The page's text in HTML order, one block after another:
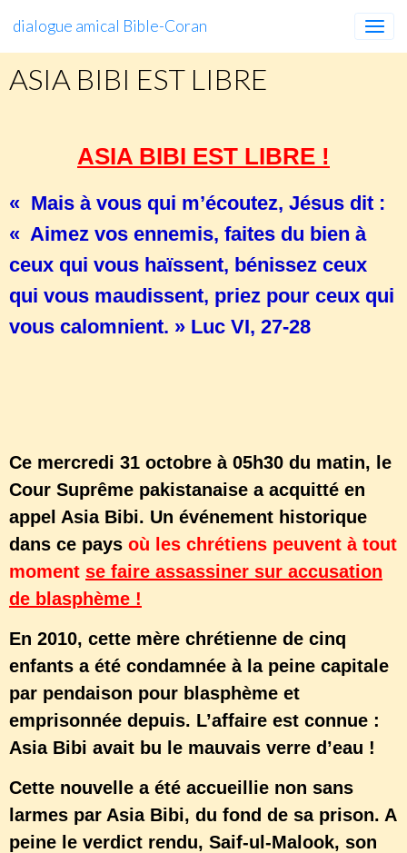
dialogue amical Bible-Coran
ASIA BIBI EST LIBRE
ASIA BIBI EST LIBRE !
« Mais à vous qui m’écoutez, Jésus dit :
« Aimez vos ennemis, faites du bien à
ceux qui vous haïssent, bénissez ceux
qui vous maudissent, priez pour ceux qui
vous calomnient. » Luc VI, 27-28
Ce mercredi 31 octobre à 05h30 du matin, le
Cour Suprême pakistanaise a acquitté en
appel Asia Bibi. Un événement historique
dans ce pays où les chrétiens peuvent à tout
moment se faire assassiner sur accusation
de blasphème !
En 2010, cette mère chrétienne de cinq
enfants a été condamnée à la peine capitale
par pendaison pour blasphème et
emprisonnée depuis. L’affaire est connue :
Asia Bibi avait bu le mauvais verre d’eau !
Cette nouvelle a été accueillie non sans
larmes par Asia Bibi, du fond de sa prison. A
peine le verdict rendu, Saif-ul-Malook, son